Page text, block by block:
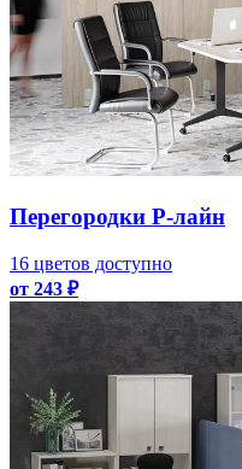
Перегородки Р-лайн
16 цветов доступно
от 243 ₽